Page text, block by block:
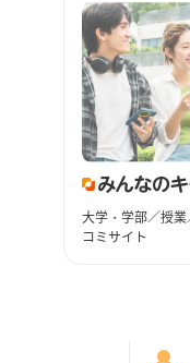
大学・学部／授
コミサイト